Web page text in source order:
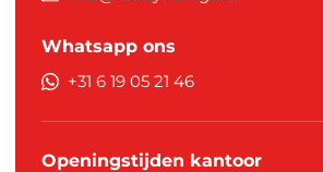
Whatsapp ons
+31 6 19 05 21 46
Openingstijden kantoor